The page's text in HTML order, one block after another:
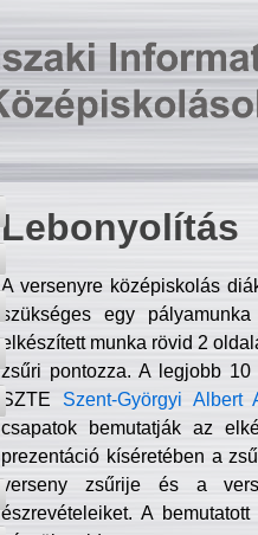
Lebonyolítás
A versenyre középiskolás
szükséges egy
elkészített munka rövid 2
zsűri pontozza. A legjobb
SZTE Szent-Györgyi Albert
csapatok bemutatják az
prezentáció kíséretében a
verseny zsűrije és a
észrevételeiket. A